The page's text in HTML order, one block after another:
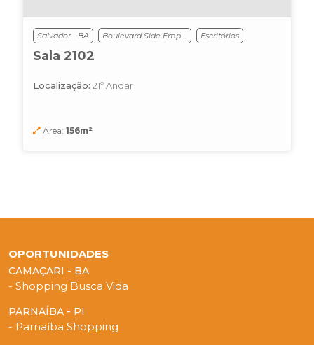
Salvador - BA Boulevard Side Emp ... Escritórios
Sala 2102
Localização: 21º Andar
Área: 156m²
OPORTUNIDADES
CAMAÇARI - BA
- Shopping Busca Vida
PARNAÍBA - PI
- Parnaíba Shopping